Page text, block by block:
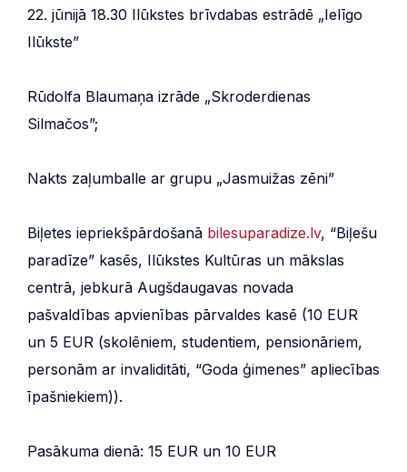
22. jūnijā 18.30 Ilūkstes brīvdabas estrādē „Ielīgo
Ilūkste”
Rūdolfa Blaumaņa izrāde „Skroderdienas
Silmačos”;
Nakts zaļumballe ar grupu „Jasmuižas zēni”
Biļetes iepriekšpārdošanā bilesuparadize.lv, “Biļešu
paradīze” kasēs, Ilūkstes Kultūras un mākslas
centrā, jebkurā Augšdaugavas novada
pašvaldības apvienības pārvaldes kasē (10 EUR
un 5 EUR (skolēniem, studentiem, pensionāriem,
personām ar invaliditāti, “Goda ģimenes” apliecības
īpašniekiem)).
Pasākuma dienā: 15 EUR un 10 EUR